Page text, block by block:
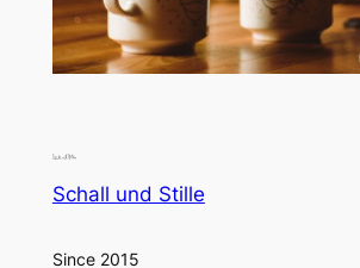
Schall und Stille
Since 2015